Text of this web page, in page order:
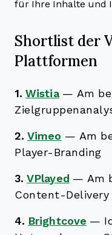
für Ihre Inhalte und
Shortlist der
Plattformen
1. Wistia — Am
2. Vimeo — Am
Player-Branding
3. VPlayed — Am
Content-Delivery
4. Brightcove —